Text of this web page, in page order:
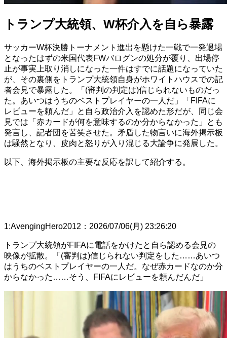
トランプ大統領、W杯介入を自ら暴露
サッカーW杯決勝トーナメント進出を懸けた一戦で一発退場
となったはずの米国代表FWバログンの処分が覆り、出場停
止が事実上取り消しになった一件はすでに話題になっていた
が、その裏側をトランプ大統領自身がホワイトハウスでの記
者会見で暴露した。「(審判の判定は)信じられないものだっ
た。あいつはうちのベストプレイヤーの一人だ」「FIFAに
レビューを頼んだ」と自ら政治介入を認めた形だが、同じ会
見では「赤カードが何を意味するのか分からなかった」とも
発言し、記者団を苦笑させた。矛盾した物言いに海外掲示板
は騒然となり、皮肉と怒りが入り混じる大論争に発展した。
以下、海外掲示板の主要な反応を訳して紹介する。
1:AvengingHero2012 ： 2026/07/06(月) 23:26:20
トランプ大統領がFIFAに電話をかけたと自ら認める会見の
映像が拡散。「(審判は)信じられない判定をした……あいつ
はうちのベストプレイヤーの一人だ。なぜ赤カードなのか分
からなかった……そう、FIFAにレビューを頼んだんだ」